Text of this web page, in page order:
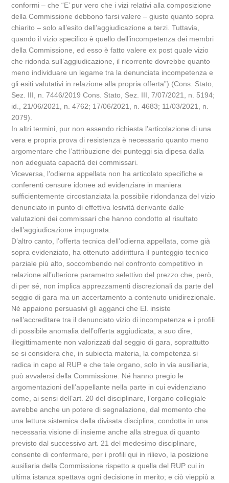
conformi – che “E’ pur vero che i vizi relativi alla composizione
della Commissione debbono farsi valere – giusto quanto sopra
chiarito – solo all’esito dell’aggiudicazione a terzi. Tuttavia,
quando il vizio specifico è quello dell’incompetenza dei membri
della Commissione, ed esso è fatto valere ex post quale vizio
che ridonda sull’aggiudicazione, il ricorrente dovrebbe quanto
meno individuare un legame tra la denunciata incompetenza e
gli esiti valutativi in relazione alla propria offerta”) (Cons. Stato,
Sez. III, n. 7446/2019 Cons. Stato, Sez. III, 7/07/2021, n. 5194;
id., 21/06/2021, n. 4762; 17/06/2021, n. 4683; 11/03/2021, n.
2079).
In altri termini, pur non essendo richiesta l’articolazione di una
vera e propria prova di resistenza è necessario quanto meno
argomentare che l’attribuzione dei punteggi sia dipesa dalla
non adeguata capacità dei commissari.
Viceversa, l’odierna appellata non ha articolato specifiche e
conferenti censure idonee ad evidenziare in maniera
sufficientemente circostanziata la possibile ridondanza del vizio
denunciato in punto di effettiva lesività derivante dalle
valutazioni dei commissari che hanno condotto al risultato
dell’aggiudicazione impugnata.
D’altro canto, l’offerta tecnica dell’odierna appellata, come già
sopra evidenziato, ha ottenuto addirittura il punteggio tecnico
parziale più alto, soccombendo nel confronto competitivo in
relazione all’ulteriore parametro selettivo del prezzo che, però,
di per sé, non implica apprezzamenti discrezionali da parte del
seggio di gara ma un accertamento a contenuto unidirezionale.
Né appaiono persuasivi gli agganci che El. insiste
nell’accreditare tra il denunciato vizio di incompetenza e i profili
di possibile anomalia dell’offerta aggiudicata, a suo dire,
illegittimamente non valorizzati dal seggio di gara, soprattutto
se si considera che, in subiecta materia, la competenza si
radica in capo al RUP e che tale organo, solo in via ausiliaria,
può avvalersi della Commissione. Né hanno pregio le
argomentazioni dell’appellante nella parte in cui evidenziano
come, ai sensi dell’art. 20 del disciplinare, l’organo collegiale
avrebbe anche un potere di segnalazione, dal momento che
una lettura sistemica della divisata disciplina, condotta in una
necessaria visione di insieme anche alla stregua di quanto
previsto dal successivo art. 21 del medesimo disciplinare,
consente di confermare, per i profili qui in rilievo, la posizione
ausiliaria della Commissione rispetto a quella del RUP cui in
ultima istanza spettava ogni decisione in merito; e ciò vieppiù a